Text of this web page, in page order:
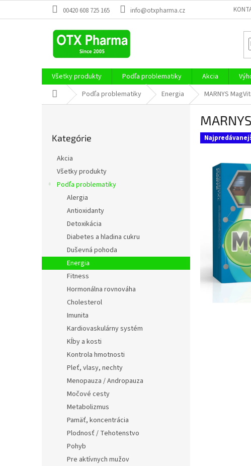
00420 608 725 165 info@otxpharma.cz
Všetky produkty Podľa problematiky Akcia
DomovPodľa problematiky Energia MARNYS
kategórie
Kategórie
Akcia
Všetky produkty
Podľa problematiky
Alergia
Antioxidanty
Detoxikácia
Diabetes a hladina cukru
Duševná pohoda
Energia
Fitness
Hormonálna rovnováha
Cholesterol
Imunita
Kardiovaskulárny systém
Kĺby a kosti
Kontrola hmotnosti
Pleť, vlasy, nechty
Menopauza / Andropauza
Močové cesty
Metabolizmus
Pamäť, koncentrácia
Plodnosť / Tehotenstvo
Pohyb
Pre aktívnych mužov